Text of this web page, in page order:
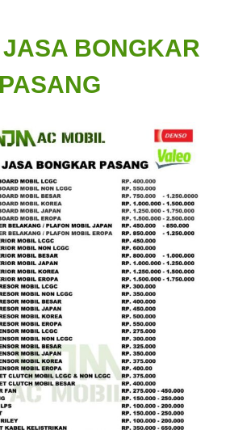
JASA BONGKAR
PASANG